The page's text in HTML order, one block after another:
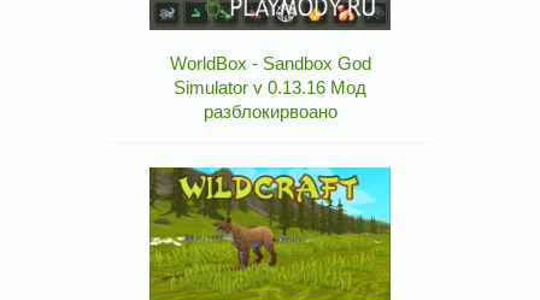
WorldBox - Sandbox God
Simulator v 0.13.16 Мод
разблокирвоано